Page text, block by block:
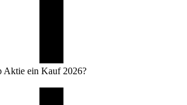
Aktie ein Kauf 2026?